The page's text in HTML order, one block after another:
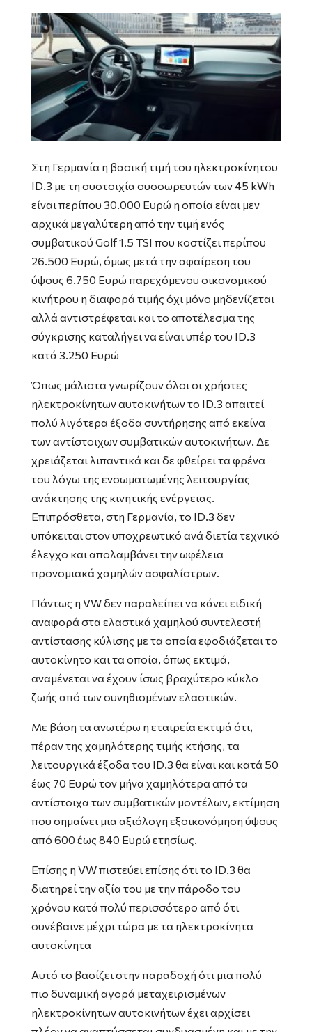
Στη Γερμανία η βασική τιμή του ηλεκτροκίνητου
ID.3 με τη συστοιχία συσσωρευτών των 45 kWh
είναι περίπου 30.000 Ευρώ η οποία είναι μεν
αρχικά μεγαλύτερη από την τιμή ενός
συμβατικού Golf 1.5 TSI που κοστίζει περίπου
26.500 Ευρώ, όμως μετά την αφαίρεση του
ύψους 6.750 Ευρώ παρεχόμενου οικονομικού
κινήτρου η διαφορά τιμής όχι μόνο μηδενίζεται
αλλά αντιστρέφεται και το αποτέλεσμα της
σύγκρισης καταλήγει να είναι υπέρ του ID.3
κατά 3.250 Ευρώ
Όπως μάλιστα γνωρίζουν όλοι οι χρήστες
ηλεκτροκίνητων αυτοκινήτων το ID.3 απαιτεί
πολύ λιγότερα έξοδα συντήρησης από εκείνα
των αντίστοιχων συμβατικών αυτοκινήτων. Δε
χρειάζεται λιπαντικά και δε φθείρει τα φρένα
του λόγω της ενσωματωμένης λειτουργίας
ανάκτησης της κινητικής ενέργειας.
Επιπρόσθετα, στη Γερμανία, το ID.3 δεν
υπόκειται στον υποχρεωτικό ανά διετία τεχνικό
έλεγχο και απολαμβάνει την ωφέλεια
προνομιακά χαμηλών ασφαλίστρων.
Πάντως η VW δεν παραλείπει να κάνει ειδική
αναφορά στα ελαστικά χαμηλού συντελεστή
αντίστασης κύλισης με τα οποία εφοδιάζεται το
αυτοκίνητο και τα οποία, όπως εκτιμά,
αναμένεται να έχουν ίσως βραχύτερο κύκλο
ζωής από των συνηθισμένων ελαστικών.
Με βάση τα ανωτέρω η εταιρεία εκτιμά ότι,
πέραν της χαμηλότερης τιμής κτήσης, τα
λειτουργικά έξοδα του ID.3 θα είναι και κατά 50
έως 70 Ευρώ τον μήνα χαμηλότερα από τα
αντίστοιχα των συμβατικών μοντέλων, εκτίμηση
που σημαίνει μια αξιόλογη εξοικονόμηση ύψους
από 600 έως 840 Ευρώ ετησίως.
Επίσης η VW πιστεύει επίσης ότι το ID.3 θα
διατηρεί την αξία του με την πάροδο του
χρόνου κατά πολύ περισσότερο από ότι
συνέβαινε μέχρι τώρα με τα ηλεκτροκίνητα
αυτοκίνητα
Αυτό το βασίζει στην παραδοχή ότι μια πολύ
πιο δυναμική αγορά μεταχειρισμένων
ηλεκτροκίνητων αυτοκινήτων έχει αρχίσει